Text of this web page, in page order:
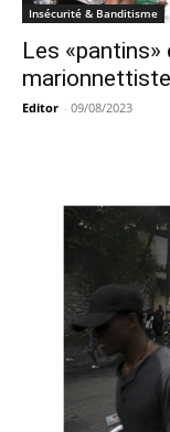
Insécurité & Banditisme
Les
Editor - 09/08/2023